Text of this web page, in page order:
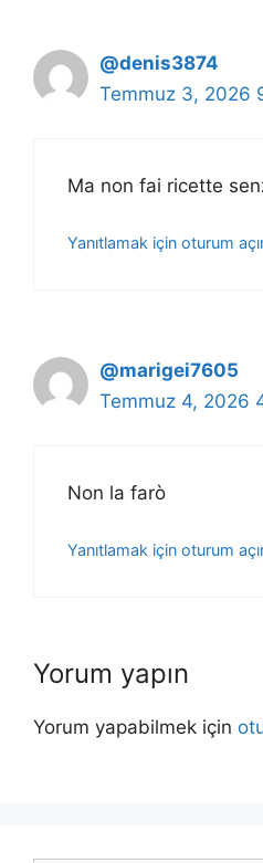
@denis3874
Temmuz 3, 2026
Ma non fai ricette
Yanıtlamak için oturum
@marigei7605
Temmuz 4, 2026
Non la farò
Yanıtlamak için oturum
Yorum yapın
Yorum yapabilmek için